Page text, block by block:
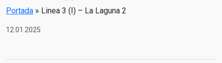
Portada » Linea 3 (I) – La Laguna 2
12.01.2025